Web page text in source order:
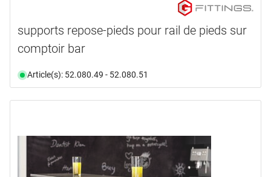
supports repose-pieds pour rail de pieds sur
comptoir bar
Article(s): 52.080.49 - 52.080.51